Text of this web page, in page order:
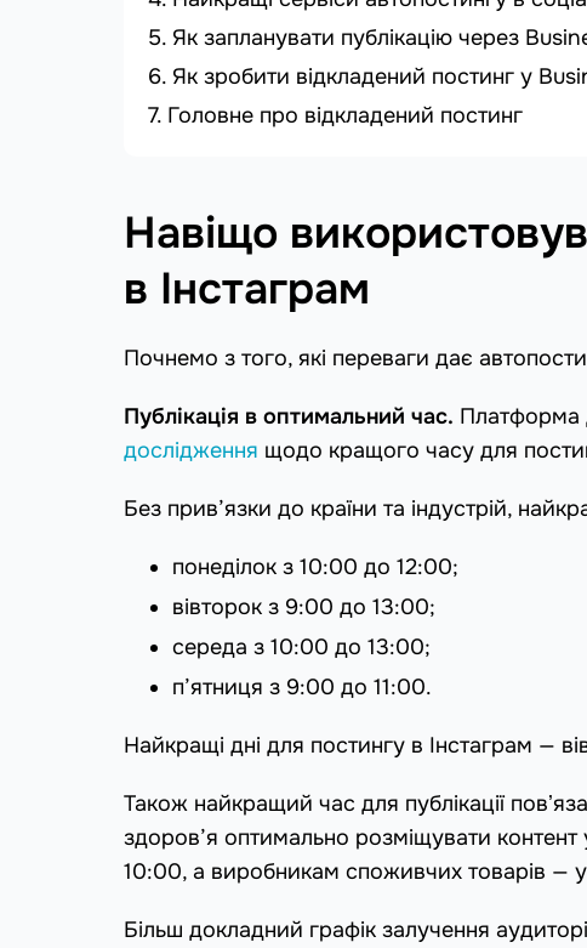
Як запланувати публікацію через
Як зробити відкладений постинг у
Головне про відкладений постинг
Навіщо
в Інстаграм
Почнемо з того, які переваги дає
Публікація в оптимальний час. Платформа
дослідження щодо кращого часу для
Без прив’язки до країни та індустрій,
понеділок з 10:00 до 12:00;
вівторок з 9:00 до 13:00;
середа з 10:00 до 13:00;
п’ятниця з 9:00 до 11:00.
Найкращі дні для постингу в Інстаграм —
Також найкращий час для публікації
здоров’я оптимально розміщувати
10:00, а виробникам споживчих товарів —
Більш докладний графік залучення